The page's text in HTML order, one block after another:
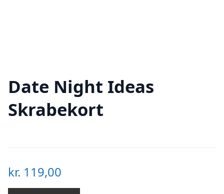
Date Night Ideas
Skrabekort
kr. 119,00